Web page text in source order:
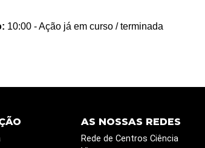
10:00 - Ação já em curso / terminada
AS NOSSAS REDES
Rede de Centros Ciência